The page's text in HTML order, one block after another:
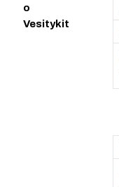
o
Vesitykit